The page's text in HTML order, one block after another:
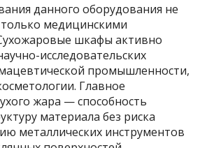
данного оборудования не
только медицинскими
шкафы активно
исследовательских
промышленности,
Главное
жара — способность
материала без риска
металлических инструментов